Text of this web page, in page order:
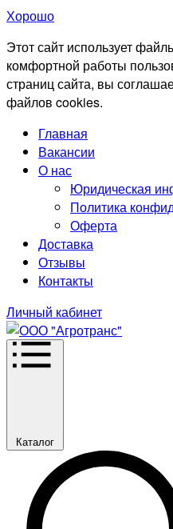
Хорошо
Этот сайт использует
комфортной работы
страниц сайта, вы
файлов cookies.
Главная
Вакансии
О нас
Юридическая
Политика
Оферта
Доставка
Отзывы
Контакты
Личный кабинет
Каталог